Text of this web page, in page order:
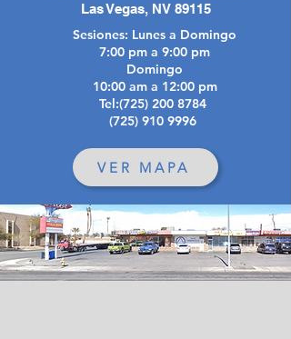
Las Vegas, NV 89115
Sesiones: Lunes a Domingo
7:00 pm a 9:00 pm
Domingo
10:00 am a 12:00 pm
Tel:(725) 200 8784
(725) 910 9996
VER MAPA